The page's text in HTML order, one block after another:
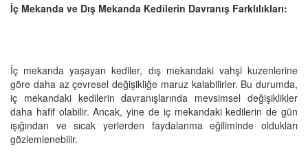
İç Mekanda ve Dış Mekanda Kedilerin Davranış Farklılıkları:
İç mekanda yaşayan kediler, dış mekandaki vahşi kuzenlerine
göre daha az çevresel değişikliğe maruz kalabilirler. Bu durumda,
iç mekandaki kedilerin davranışlarında mevsimsel değişiklikler
daha hafif olabilir. Ancak, yine de iç mekandaki kedilerin de gün
ışığından ve sıcak yerlerden faydalanma eğiliminde oldukları
gözlemlenebilir.